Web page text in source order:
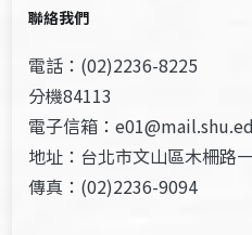
聯絡我們
電話：(02)2236-8225
分機84113
電子信箱：
地址：台北市文山區木柵路
傳真：(02)2236-9094